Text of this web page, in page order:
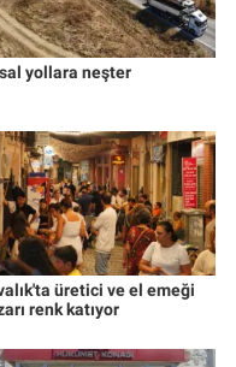
yollara neşter
üretici ve el emeği
renk katıyor